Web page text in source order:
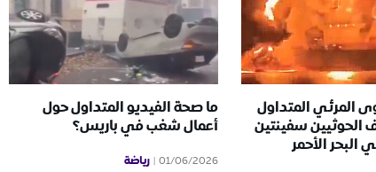
المرئي المتداول
الحوثيين سفينتين
الأحمر
ما صحة الفيديو المتداول حول
أعمال شغب في باريس؟
01/06/2026 رياضة